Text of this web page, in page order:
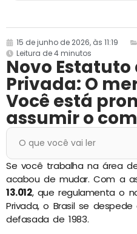
15 de junho de 2026, às 11:19
Leitura de 4 minutos
Novo
Privada: O
Você está
assumir o
O que você vai ler
Se você trabalha na área
acabou de mudar. Com a
13.012, que regulamenta o
Privada, o Brasil se
defasada de 1983.